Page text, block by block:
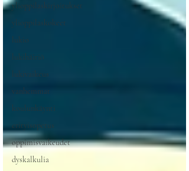
ylioppilaskirjoitukset
ylioppilaskokeet
lukio
lukihäiriö
lukivaikeus
vanhemmat
koulunkäynti
erityisopetus
oppimisvaikeudet
dyskalkulia